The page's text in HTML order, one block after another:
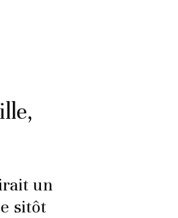
un
sitôt